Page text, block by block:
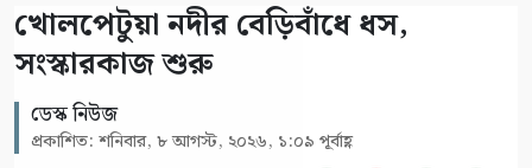
খোলপেটুয়া নদীর বেড়িবাঁধে ধস,
সংস্কারকাজ শুরু
ডেস্ক নিউজ
প্রকাশিত: শনিবার, ৮ আগস্ট, ২০২৬, ১:০৯ পূর্বাহ্ণ